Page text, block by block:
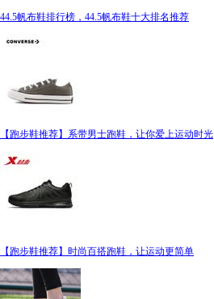
44.5帆布鞋排行榜，44.5帆布鞋十大排名推荐
【跑步鞋推荐】系带男士跑鞋，让你爱上运动时光
【跑步鞋推荐】时尚百搭跑鞋，让运动更简单